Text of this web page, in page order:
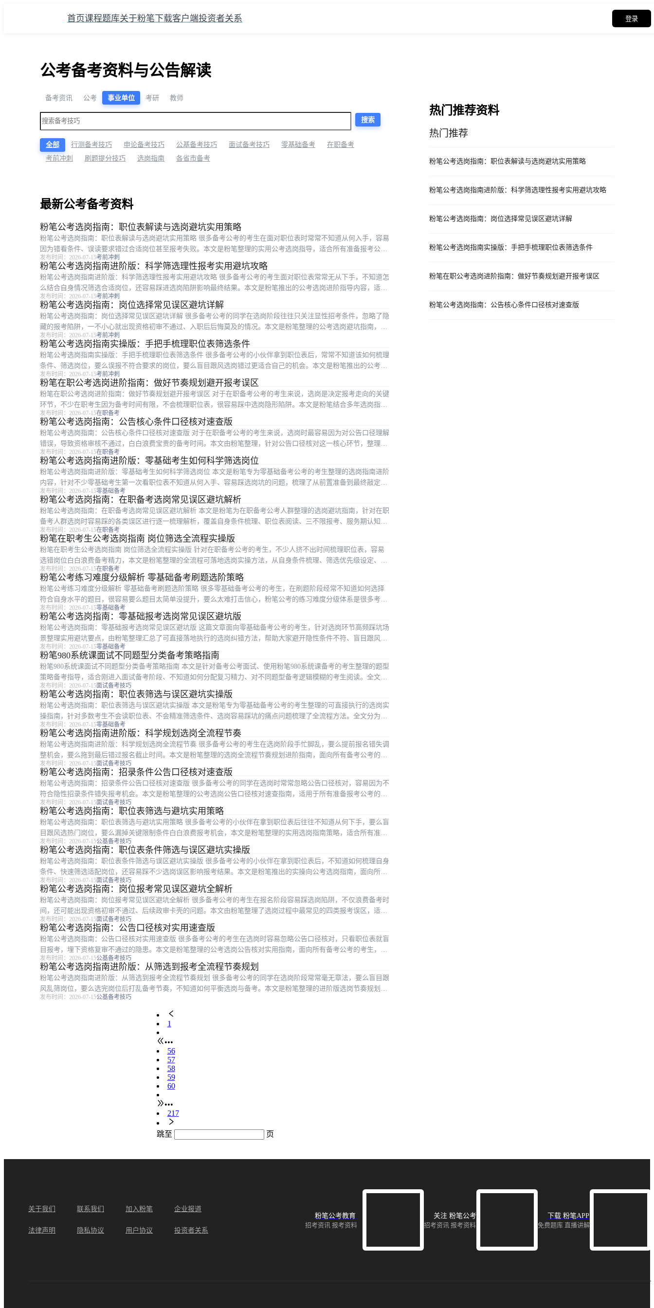
首页课程题库关于粉笔 下载客户端投资者关系 登录
公考备考资料与公告解读
备考资讯 公考 事业单位 考研 教师
搜索
全部 行测备考技巧 申论备考技巧 公基备考技巧 面试备考技巧 零基础备考
在职备考
考前冲刺
刷题提分技巧 选岗指南 各省市备考
最新公考备考资料
粉笔公考选岗指南：职位表解读与选岗避坑实用策略
粉笔公考选岗指南：职位表解读与选岗避坑实用策略 很多备考公考的考生在面对职位表时常常不知道从何入手，容易
因为错看条件、误读要求错过合适岗位甚至报考失败。本文是粉笔整理的实用公考选岗指导，适合所有准备报考公考
的考生参考，全文从选岗前置条件梳理...
发布时间：2026-07-15考前冲刺
粉笔公考选岗指南进阶版：科学筛选理性报考实用避坑攻略
粉笔公考选岗指南进阶版：科学筛选理性报考实用避坑攻略 很多备考公考的考生面对职位表常常无从下手，不知道怎
么结合自身情况筛选合适岗位，还容易踩进选岗陷阱影响最终结果。本文是粉笔推出的公考选岗进阶指导内容，适合
所有备考公考的考生参考，全文围绕条...
发布时间：2026-07-15考前冲刺
粉笔公考选岗指南：岗位选择常见误区避坑详解
粉笔公考选岗指南：岗位选择常见误区避坑详解 很多备考公考的同学在选岗阶段往往只关注显性招考条件，忽略了隐
藏的报考陷阱，一不小心就出现资格初审不通过、入职后后悔莫及的情况。本文是粉笔整理的公考选岗避坑指南，适
合所有准备报考公考的考生参考使用，...
发布时间：2026-07-15考前冲刺
粉笔公考选岗指南实操版：手把手梳理职位表筛选条件
粉笔公考选岗指南实操版：手把手梳理职位表筛选条件 很多备考公考的小伙伴拿到职位表后，常常不知道该如何梳理
条件、筛选岗位，要么误报不符合要求的岗位，要么盲目跟风选岗错过更适合自己的机会。本文是粉笔推出的公考选
岗指南实操版，面向所有准备报考的备...
发布时间：2026-07-15考前冲刺
粉笔在职公考选岗进阶指南：做好节奏规划避开报考误区
粉笔在职公考选岗进阶指南：做好节奏规划避开报考误区 对于在职备考公考的考生来说，选岗是决定报考走向的关键
环节，不少在职考生因为备考时间有限，不会梳理职位表，很容易踩中选岗隐形陷阱。本文是粉笔结合多年选岗指导
经验整理的在职公考选岗进阶指南，面...
发布时间：2026-07-15在职备考
粉笔公考选岗指南：公告核心条件口径核对速查版
粉笔公考选岗指南：公告核心条件口径核对速查版 对于在职备考公考的考生来说，选岗时最容易因为对公告口径理解
错误，导致资格审核不通过，白白浪费宝贵的备考时间。本文由粉笔整理，针对公告口径核对这一核心环节，整理了
可直接照做的核对清单、在职考生专属...
发布时间：2026-07-15在职备考
粉笔公考选岗指南进阶版：零基础考生如何科学筛选岗位
粉笔公考选岗指南进阶版：零基础考生如何科学筛选岗位 本文是粉笔专为零基础备考公考的考生整理的选岗指南进阶
内容，针对不少零基础考生第一次看职位表不知道从何入手、容易踩选岗坑的问题，梳理了从前置准备到最终敲定岗
位的全流程可执行方法，讲解了条件筛...
发布时间：2026-07-15零基础备考
粉笔公考选岗指南：在职备考选岗常见误区避坑解析
粉笔公考选岗指南：在职备考选岗常见误区避坑解析 本文是粉笔为在职备考公考人群整理的选岗避坑指南，针对在职
备考人群选岗时容易踩的各类误区进行逐一梳理解析，覆盖自身条件梳理、职位表阅读、三不限报考、服务期认知等
多个核心环节。适合所有正在备考公考...
发布时间：2026-07-15在职备考
粉笔在职考生公考选岗指南 岗位筛选全流程实操版
粉笔在职考生公考选岗指南 岗位筛选全流程实操版 针对在职备考公考的考生，不少人挤不出时间梳理职位表，容易
选错岗位白白浪费备考精力，本文是粉笔整理的全流程可落地选岗实操方法，从自身条件梳理、筛选优先级设定、误
区排查到官方信息核对，每一步都可以...
发布时间：2026-07-15在职备考
粉笔公考练习难度分级解析 零基础备考刷题选阶策略
粉笔公考练习难度分级解析 零基础备考刷题选阶策略 很多零基础备考公考的考生，在刷题阶段经常不知道如何选择
符合自身水平的题目，很容易要么题目太简单没提升，要么太难打击信心，粉笔公考的练习难度分级体系是很多考生
刷题选阶的重要参考。本文梳理了粉笔...
发布时间：2026-07-15零基础备考
粉笔公考选岗指南：零基础报考选岗常见误区避坑版
粉笔公考选岗指南：零基础报考选岗常见误区避坑版 这篇文章面向零基础备考公考的考生，针对选岗环节高频踩坑场
景整理实用避坑要点，由粉笔整理汇总了可直接落地执行的选岗纠错方法，帮助大家避开隐性条件不符、盲目跟风选
岗等常见错误。全文分为四个核心部分...
发布时间：2026-07-15零基础备考
粉笔980系统课面试不同题型分类备考策略指南
粉笔980系统课面试不同题型分类备考策略指南 本文是针对备考公考面试、使用粉笔980系统课备考的考生整理的题型
策略备考指导，适合刚进入面试备考阶段、不知道如何分配复习精力、对不同题型备考逻辑模糊的考生阅读。全文围
绕粉笔980的课程体系安排，...
发布时间：2026-07-15面试备考技巧
粉笔公考选岗指南：职位表筛选与误区避坑实操版
粉笔公考选岗指南：职位表筛选与误区避坑实操版 本文是粉笔专为零基础备考公考的考生整理的可直接执行的选岗实
操指南，针对多数考生不会读职位表、不会精准筛选条件、选岗容易踩坑的痛点问题梳理了全流程方法。全文分为四
个模块，依次讲解职位表梳理步骤、条...
发布时间：2026-07-15零基础备考
粉笔公考选岗指南进阶版：科学规划选岗全流程节奏
粉笔公考选岗指南进阶版：科学规划选岗全流程节奏 很多备考公考的考生在选岗阶段手忙脚乱，要么提前报名错失调
整机会，要么拖到最后错过报名截止时间。本文是粉笔整理的选岗全流程节奏规划进阶指南，面向所有备考公考的考
生，从选岗前信息核对、岗位条件筛选...
发布时间：2026-07-15面试备考技巧
粉笔公考选岗指南：招录条件公告口径核对速查版
粉笔公考选岗指南：招录条件公告口径核对速查版 很多备考公考的同学在选岗时常常忽略公告口径核对，容易因为不
符合隐性招录条件错失报考机会。本文是粉笔整理的公考选岗公告口径核对速查指南，适用于所有准备报考公考的应
届、在职以及基层项目身份的备考人群...
发布时间：2026-07-15面试备考技巧
粉笔公考选岗指南：职位表筛选与避坑实用策略
粉笔公考选岗指南：职位表筛选与避坑实用策略 很多备考公考的小伙伴在拿到职位表后往往不知道从何下手，要么盲
目跟风选热门岗位，要么漏掉关键限制条件白白浪费报考机会，本文是粉笔整理的实用选岗指南策略，适合所有准备
报考公考的考生阅读参考。全文从职位...
发布时间：2026-07-15公基备考技巧
粉笔公考选岗指南：职位表条件筛选与误区避坑实操版
粉笔公考选岗指南：职位表条件筛选与误区避坑实操版 很多备考公考的小伙伴在拿到职位表后，不知道如何梳理自身
条件、快速筛选适配岗位，还容易踩不少选岗误区影响报考结果。本文是粉笔推出的实操向公考选岗指南，面向所有
备考公考的考生，从自身条件梳理、岗...
发布时间：2026-07-15面试备考技巧
粉笔公考选岗指南：岗位报考常见误区避坑全解析
粉笔公考选岗指南：岗位报考常见误区避坑全解析 很多备考公考的考生在报名阶段容易踩选岗陷阱，不仅浪费备考时
间，还可能出现资格初审不通过、后续政审卡壳的问题。本文由粉笔整理了选岗过程中最常见的四类报考误区，适合
所有准备报考公考的考生参考，全文围...
发布时间：2026-07-15面试备考技巧
粉笔公考选岗指南：公告口径核对实用速查版
粉笔公考选岗指南：公告口径核对实用速查版 很多备考公考的考生在选岗时容易忽略公告口径核对，只看职位表就盲
目报考，埋下资格复审不通过的隐患。本文是粉笔整理的公考选岗公告核对实用指南，面向所有备考公考的考生，围
绕公告口径核对的步骤、特殊要求核对...
发布时间：2026-07-15公基备考技巧
粉笔公考选岗指南进阶版：从筛选到报考全流程节奏规划
粉笔公考选岗指南进阶版：从筛选到报考全流程节奏规划 很多备考公考的同学在选岗阶段常常毫无章法，要么盲目跟
风乱筛岗位，要么选完岗位后打乱备考节奏，不知道如何平衡选岗与备考。本文是粉笔整理的进阶版选岗节奏规划指
南，适用于所有备考公考的考生，全文...
发布时间：2026-07-15公基备考技巧
1
•••
56
57
58
59
60
•••
217
跳至 页
热门推荐资料
热门推荐
粉笔公考选岗指南：职位表解读与选岗避坑实用策略
粉笔公考选岗指南进阶版：科学筛选理性报考实用避坑攻略
粉笔公考选岗指南：岗位选择常见误区避坑详解
粉笔公考选岗指南实操版：手把手梳理职位表筛选条件
粉笔在职公考选岗进阶指南：做好节奏规划避开报考误区
粉笔公考选岗指南：公告核心条件口径核对速查版
关于我们 联系我们 加入粉笔 企业报道
法律声明 隐私协议 用户协议 投资者关系
粉笔公考教育
招考资讯 报考资料
关注 粉笔公考
招考资讯 报考资料
下载 粉笔APP
免费题库 直播讲解